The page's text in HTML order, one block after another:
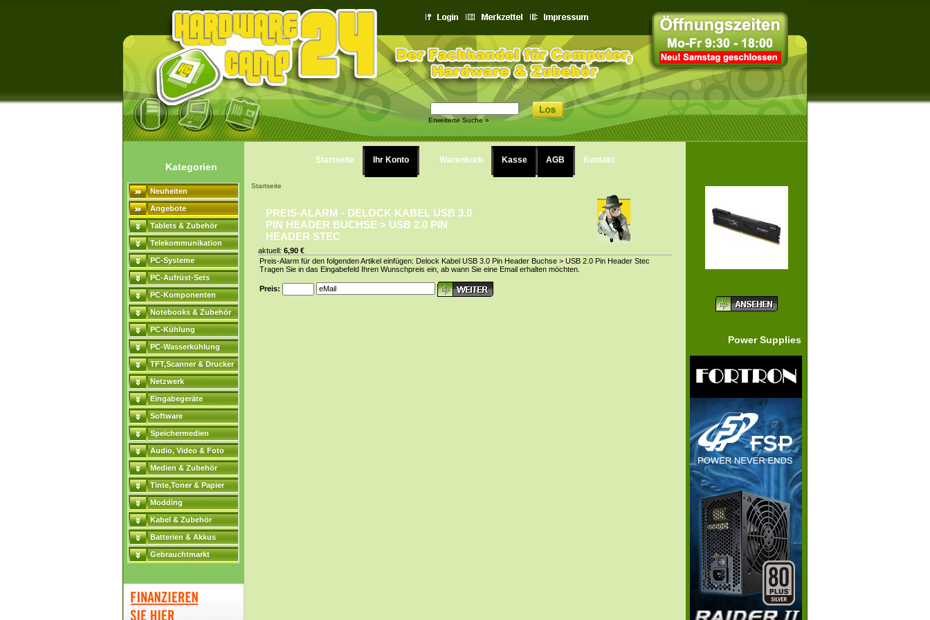
Erweiterte Suche »
Kategorien
Neuheiten
Angebote
Tablets & Zubehör
Telekommunikation
PC-Systeme
PC-Aufrüst-Sets
PC-Komponenten
Notebooks & Zubehör
PC-Kühlung
PC-Wasserkühlung
TFT,Scanner & Drucker
Netzwerk
Eingabegeräte
Software
Speichermedien
Audio, Video & Foto
Medien & Zubehör
Tinte,Toner & Papier
Modding
Kabel & Zubehör
Batterien & Akkus
Gebrauchtmarkt
Startseite Ihr Konto Warenkorb Kasse AGB Kontakt
Startseite
PREIS-ALARM - DELOCK KABEL USB 3.0
PIN HEADER BUCHSE > USB 2.0 PIN
HEADER STEC
aktuell: 6,90 €
Preis-Alarm für den folgenden Artikel einfügen: Delock Kabel USB 3.0 Pin Header Buchse > USB 2.0 Pin Header Stec
Tragen Sie in das Eingabefeld Ihren Wunschpreis ein, ab wann Sie eine Email erhalten möchten.
Preis:
Power Supplies